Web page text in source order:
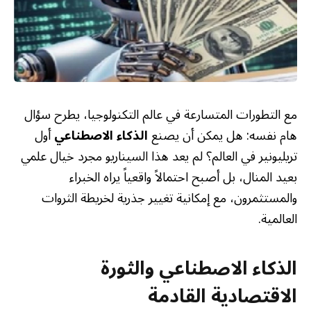
مع التطورات المتسارعة في عالم التكنولوجيا، يطرح سؤال
هام نفسه: هل يمكن أن يصنعالذكاء الاصطناعيأول
تريليونير في العالم؟ لم يعد هذا السيناريو مجرد خيال علمي
بعيد المنال، بل أصبح احتمالاً واقعياً يراه الخبراء
والمستثمرون، مع إمكانية تغيير جذرية لخريطة الثروات
العالمية.
الذكاء الاصطناعي والثورة
الاقتصادية القادمة